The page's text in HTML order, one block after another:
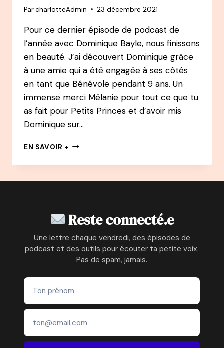
ParcharlotteAdmin 23 décembre 2021
Pour ce dernier épisode de podcast de
l’année avec Dominique Bayle, nous finissons
en beauté. J’ai découvert Dominique grâce
à une amie qui a été engagée à ses côtés
en tant que Bénévole pendant 9 ans. Un
immense merci Mélanie pour tout ce que tu
as fait pour Petits Princes et d’avoir mis
Dominique sur…
EN SAVOIR + PODCAST
–
MONITRICE
SKI
À
FONDATRICE
PETITS
Reste connecté.e
Une lettre chaque vendredi, des épisodes de
podcast et des outils pour écouter ta petite voix.
Pas de spam, jamais.